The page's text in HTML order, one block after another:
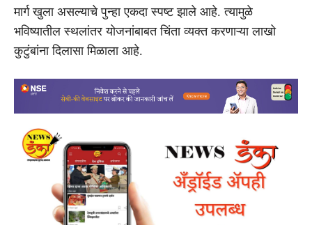
मार्ग खुला असल्याचे पुन्हा एकदा स्पष्ट झाले आहे. त्यामुळे
भविष्यातील स्थलांतर योजनांबाबत चिंता व्यक्त करणाऱ्या लाखो
कुटुंबांना दिलासा मिळाला आहे.